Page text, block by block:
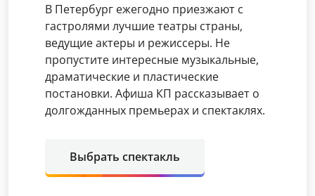
В Петербург ежегодно приезжают с
гастролями лучшие театры страны,
ведущие актеры и режиссеры. Не
пропустите интересные музыкальные,
драматические и пластические
постановки. Афиша КП рассказывает о
долгожданных премьерах и спектаклях.
Выбрать спектакль